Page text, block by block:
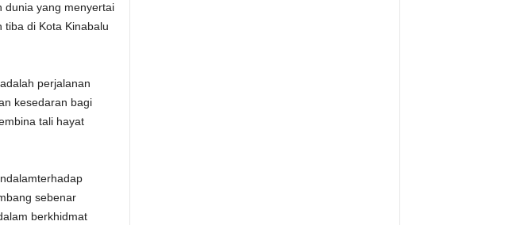
dunia yang menyertai
di Kota Kinabalu
perjalanan
kesedaran bagi
tali hayat
sebenar
berkhidmat